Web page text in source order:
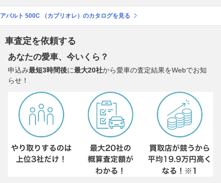
アバルト 500C （カブリオレ）のカタログを見る
車査定を依頼する
あなたの愛車、今いくら？
申込み最短3時間後に最大20社から愛車の査定結果をWebでお知
らせ！